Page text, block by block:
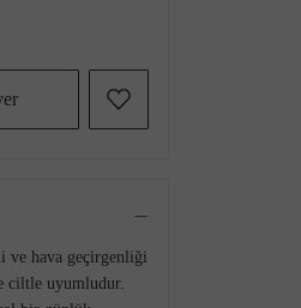
ve hava geçirgenliği
ciltle uyumludur.